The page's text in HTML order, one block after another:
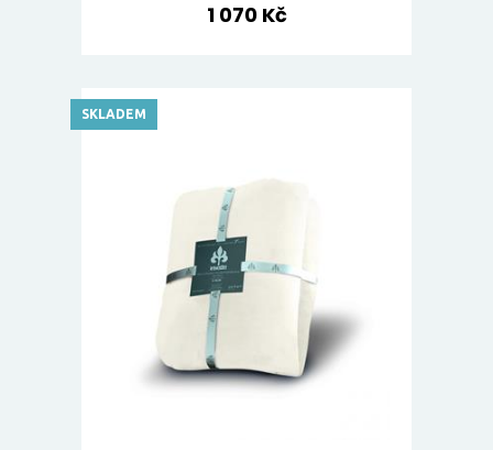
1 070 Kč
SKLADEM